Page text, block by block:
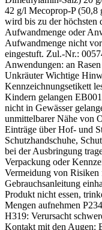
42 g/l Mecoprop-P
wird bis zu der höchsten
Aufwandmenge oder
Aufwandmenge nicht
eingestuft. Zul.-Nr.:
Anwendungen: an
Unkräuter Wichtige
Kennzeichnungsetikett
Kindern gelangen
nicht in Gewässer
unmittelbarer Nähe von
Einträge über Hof- und
Schutzhandschuhe,
bei der Ausbringung
Verpackung oder
Vermeidung von
Gebrauchsanleitung
Produkt nicht essen,
Mengen aufnehmen
H319: Verursacht
Kontakt mit den Augen: